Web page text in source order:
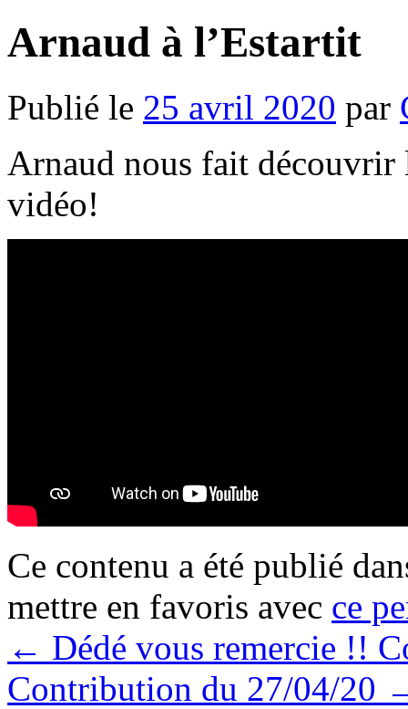
Arnaud à l’Estartit
Publié le 25 avril 2020 par
Arnaud nous fait découvrir
vidéo!
Ce contenu a été publié
mettre en favoris avec ce
← Dédé vous remercie !!
Contribution du 27/04/20